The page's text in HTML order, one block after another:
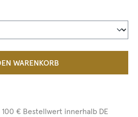
gewünschten Wert
WARENKORB
€ Bestellwert innerhalb DE